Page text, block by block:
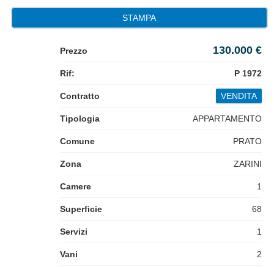
STAMPA
Prezzo 130.000 €
Rif: P 1972
Contratto VENDITA
Tipologia APPARTAMENTO
Comune PRATO
Zona ZARINI
Camere 1
Superficie 68
Servizi 1
Vani 2